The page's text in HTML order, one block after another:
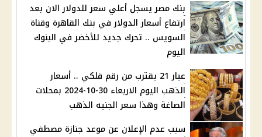
بنك مصر يسجل أعلي سعر للدولار الان بعد
ارتفاع أسعار الدولار في بنك القاهرة وقناة
السويس .. تحرك جديد للأخضر في البنوك
اليوم
عيار 21 يقترب من رقم فلكي .. أسعار
الذهب اليوم الاربعاء 30-10-2024 بمحلات
الصاغة وهذا سعر الجنيه الذهب
سبب عدم الإعلان عن موعد جنازة مصطفي